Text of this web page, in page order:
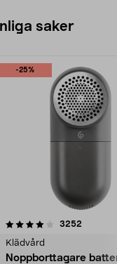
saker
-25%
3252
Klädvård
Noppborttagare
4.5av 5 stjärnor